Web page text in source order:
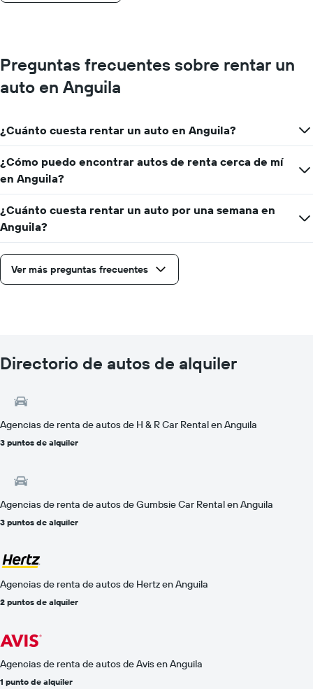
Preguntas frecuentes sobre rentar un
auto en Anguila
¿Cuánto cuesta rentar un auto en Anguila?
¿Cómo puedo encontrar autos de renta cerca de mí
en Anguila?
¿Cuánto cuesta rentar un auto por una semana en
Anguila?
Ver más preguntas frecuentes
Directorio de autos de alquiler
Agencias de renta de autos de H & R Car Rental en Anguila
3 puntos de alquiler
Agencias de renta de autos de Gumbsie Car Rental en Anguila
3 puntos de alquiler
Agencias de renta de autos de Hertz en Anguila
2 puntos de alquiler
Agencias de renta de autos de Avis en Anguila
1 punto de alquiler